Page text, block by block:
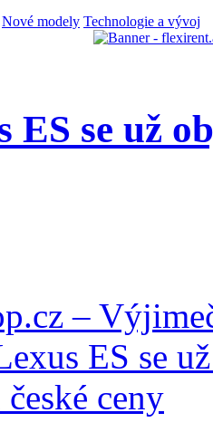
Nové modely Technologie a vývoj
ES se už